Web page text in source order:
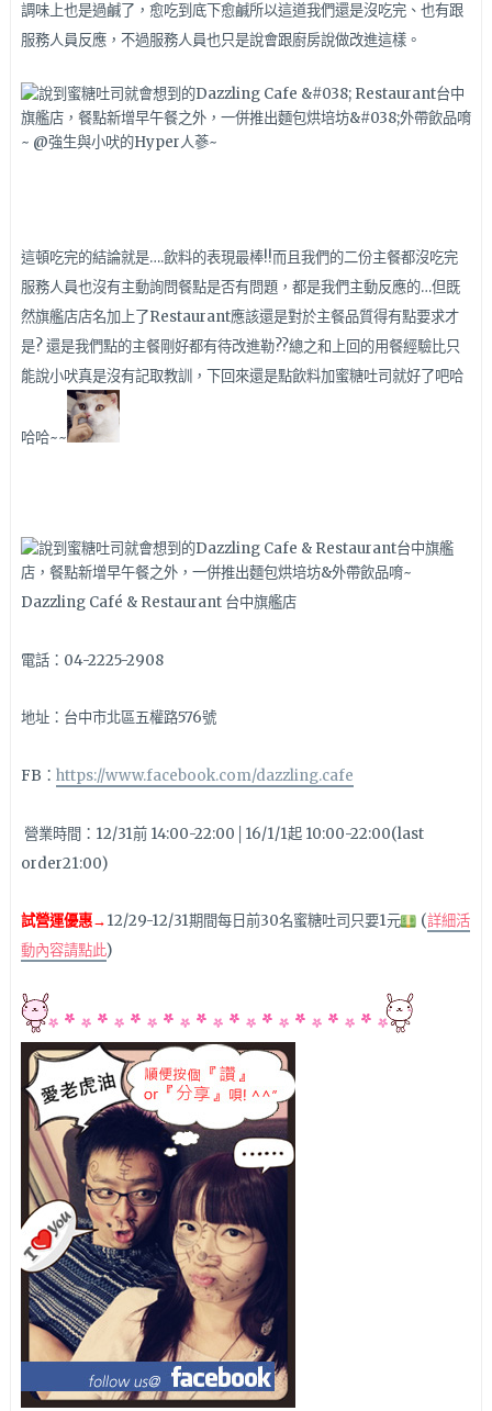
調味上也是過鹹了，愈吃到底下愈鹹所以這道我們還是沒吃完、也有跟
服務人員反應，不過服務人員也只是說會跟廚房說做改進這樣。
這頓吃完的結論就是….飲料的表現最棒!!而且我們的二份主餐都沒吃完
服務人員也沒有主動詢問餐點是否有問題，都是我們主動反應的…但既
然旗艦店店名加上了Restaurant應該還是對於主餐品質得有點要求才
是? 還是我們點的主餐剛好都有待改進勒??總之和上回的用餐經驗比只
能說小吠真是沒有記取教訓，下回來還是點飲料加蜜糖吐司就好了吧哈
哈哈~~
Dazzling Café & Restaurant 台中旗艦店
電話：04-2225-2908
地址：台中市北區五權路576號
FB： https://www.facebook.com/dazzling.cafe
營業時間：12/31前 14:00-22:00│16/1/1起 10:00-22:00(last
order21:00)
試營運優惠→12/29-12/31期間每日前30名蜜糖吐司只要1元 (詳細活
動內容請點此)